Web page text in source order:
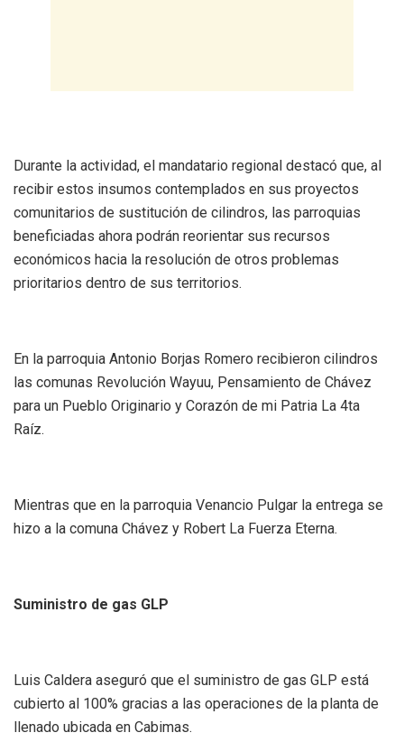
Durante la actividad, el mandatario regional destacó que, al
recibir estos insumos contemplados en sus proyectos
comunitarios de sustitución de cilindros, las parroquias
beneficiadas ahora podrán reorientar sus recursos
económicos hacia la resolución de otros problemas
prioritarios dentro de sus territorios.
En la parroquia Antonio Borjas Romero recibieron cilindros
las comunas Revolución Wayuu, Pensamiento de Chávez
para un Pueblo Originario y Corazón de mi Patria La 4ta
Raíz.
Mientras que en la parroquia Venancio Pulgar la entrega se
hizo a la comuna Chávez y Robert La Fuerza Eterna.
Suministro de gas GLP
Luis Caldera aseguró que el suministro de gas GLP está
cubierto al 100% gracias a las operaciones de la planta de
llenado ubicada en Cabimas.